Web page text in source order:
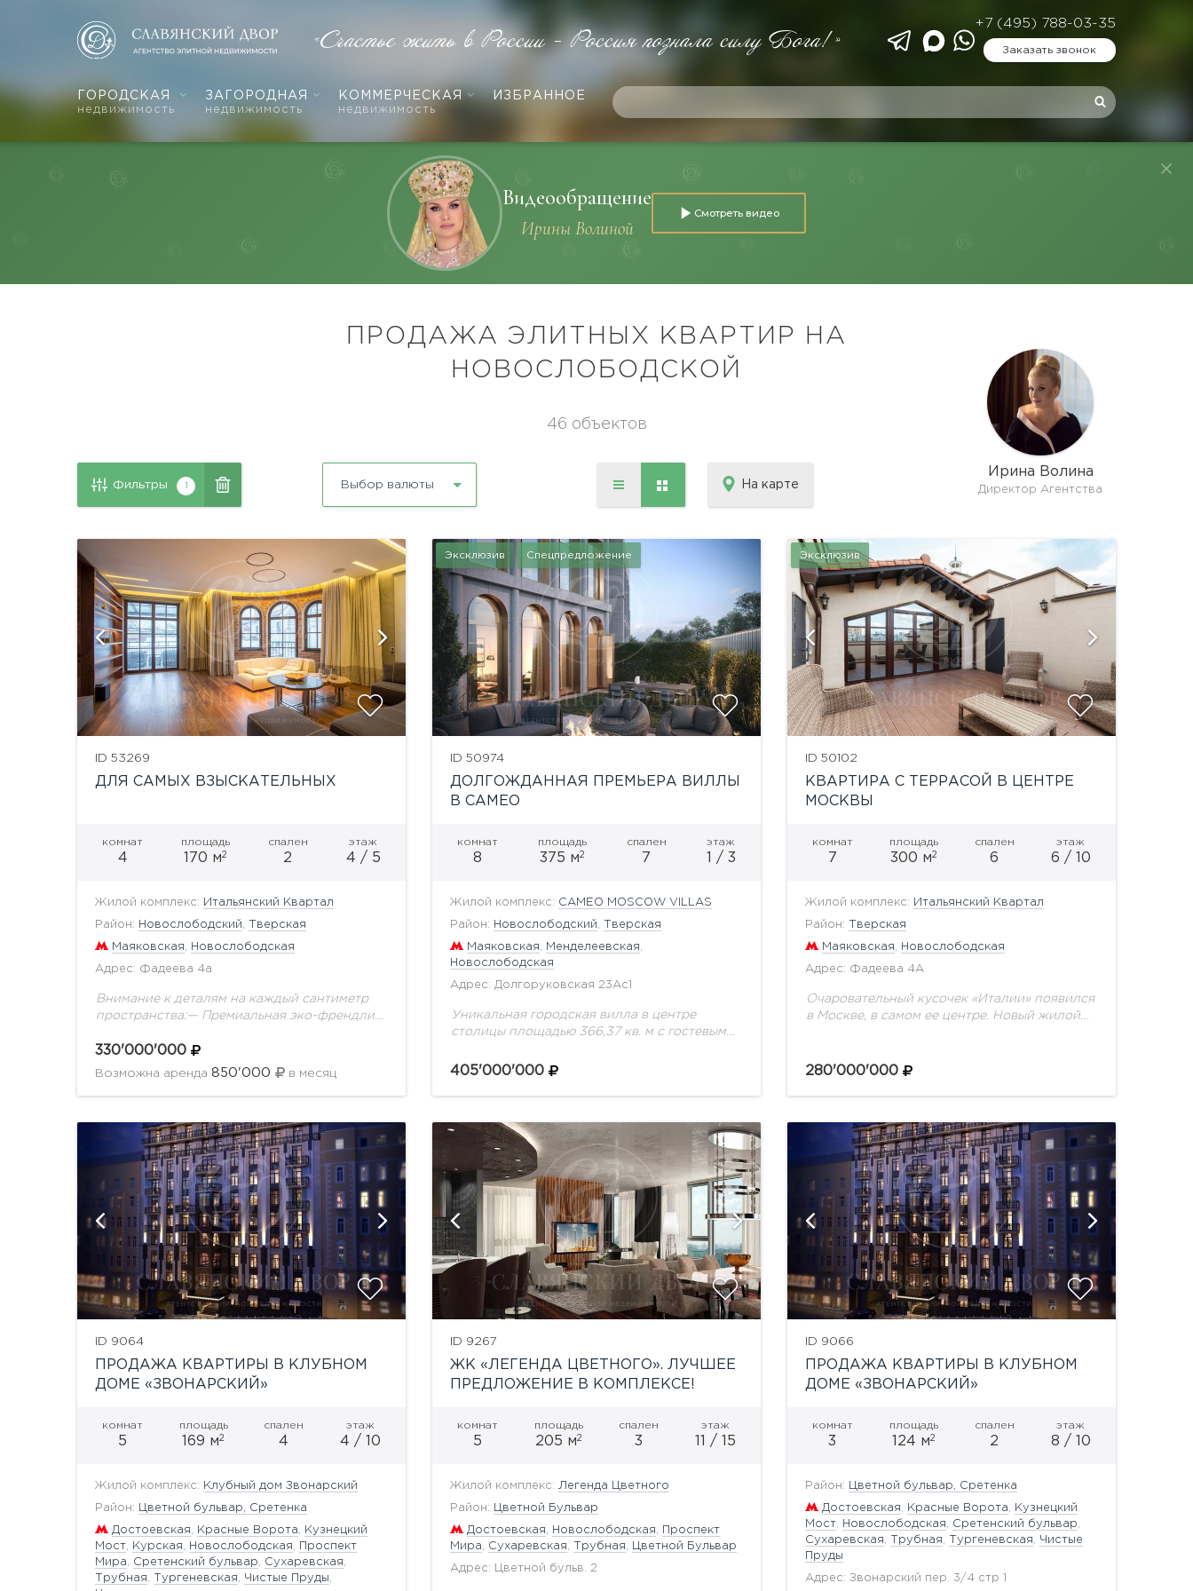
ГОРОДСКАЯ
недвижимость
ЗАГОРОДНАЯ
недвижимость
КОММЕРЧЕСКАЯ
недвижимость
ИЗБРАННОЕ
«Счастье жить в России - Россия познала силу Бога!»
+7 (495) 788-03-35
Заказать звонок
Видеообращение
Ирины Волиной
Смотреть видео
ПРОДАЖА ЭЛИТНЫХ КВАРТИР НА
НОВОСЛОБОДСКОЙ
46 объектов
Фильтры Выбор валюты На карте
Ирина Волина
Директор Агентства
ID 53269
ДЛЯ САМЫХ ВЗЫСКАТЕЛЬНЫХ
комнат
4
площадь
170 м2
спален
2
этаж
4 / 5
Жилой комплекс: Итальянский Квартал
Район: Новослободский Тверская
Маяковская Новослободская
Адрес: Фадеева 4а
Внимание к деталям на каждый сантиметр
пространства:— Премиальная эко-френдли
ореха, настоящего мха, слэба и настоящего
древнего аммонита.— Самая современная
330'000'000
Возможна аренда 850'000 в месяц
Эксклюзив Спецпредложение
ID 50974
ДОЛГОЖДАННАЯ ПРЕМЬЕРА ВИЛЛЫ
В CAMEO
комнат
8
площадь
375 м2
спален
7
этаж
1 / 3
Жилой комплекс: CAMEO MOSCOW VILLAS
Район: Новослободский Тверская
Маяковская Менделеевская
Новослободская
Адрес: Долгоруковская 23Ас1
Уникальная городская вилла в центре
столицы площадью 366,37 кв. м с гостевым
новом комплексе premium класса...
405'000'000
показать ещё 22 фотографии
Эксклюзив
ID 50102
КВАРТИРА С ТЕРРАСОЙ В ЦЕНТРЕ
МОСКВЫ
комнат
7
площадь
300 м2
спален
6
этаж
6 / 10
Жилой комплекс: Итальянский Квартал
Район: Тверская
Маяковская Новослободская
Адрес: Фадеева 4А
Очаровательный кусочек «Италии» появился
в Москве, в самом ее центре. Новый жилой
Ренессанса носят имена красивейших
280'000'000
ID 9064
ПРОДАЖА КВАРТИРЫ В КЛУБНОМ
ДОМЕ «ЗВОНАРСКИЙ»
комнат
5
площадь
169 м2
спален
4
этаж
4 / 10
Жилой комплекс: Клубный дом Звонарский
Район: Цветной бульвар, Сретенка
Достоевская Красные Ворота
Кузнецкий
Мост
Курская Новослободская
Проспект
Мира
Сретенский бульвар Сухаревская
Трубная
Тургеневская Чистые Пруды
показать ещё 9 фотографий
ID 9267
ЖК «ЛЕГЕНДА ЦВЕТНОГО». ЛУЧШЕЕ
ПРЕДЛОЖЕНИЕ В КОМПЛЕКСЕ!
комнат
5
площадь
205 м2
спален
3
этаж
11 / 15
Жилой комплекс: Легенда Цветного
Район: Цветной Бульвар
Достоевская Новослободская
Проспект
Мира
Сухаревская Трубная Цветной Бульвар
Адрес: Цветной бульв. 2
показать ещё 8 фотографий
ID 9066
ПРОДАЖА КВАРТИРЫ В КЛУБНОМ
ДОМЕ «ЗВОНАРСКИЙ»
комнат
3
площадь
124 м2
спален
2
этаж
8 / 10
Район: Цветной бульвар, Сретенка
Достоевская Красные Ворота
Кузнецкий
Мост, Новослободская Сретенский бульвар
Сухаревская
Трубная Тургеневская
Чистые
Пруды
Адрес: Звонарский пер. 3/4 стр 1